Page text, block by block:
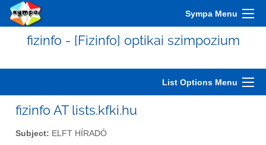
Sympa Menu
fizinfo - [Fizinfo] optikai szimpozium
List Options Menu
fizinfo AT lists.kfki.hu
Subject: ELFT HÍRADÓ